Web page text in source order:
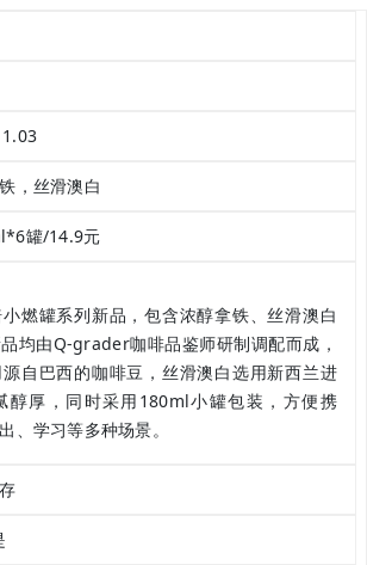
，丝滑澳白
罐/14.9元
燃罐系列新品，包含浓醇拿铁、丝滑澳白
均由Q-grader咖啡品鉴师研制调配而成，
自巴西的咖啡豆，丝滑澳白选用新西兰进
醇厚，同时采用180ml小罐包装，方便携
、学习等多种场景。